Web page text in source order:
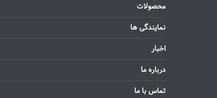
محصولات
نمایندگی ها
اخبار
درباره ما
تماس با ما